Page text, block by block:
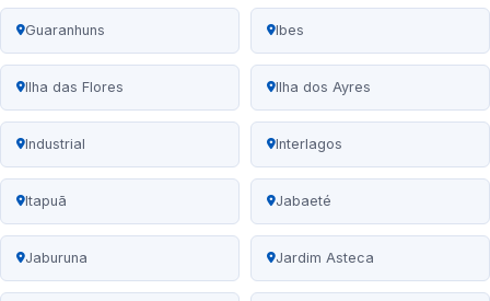
Guaranhuns Ibes
Ilha das Flores Ilha dos Ayres
Industrial Interlagos
Itapuã Jabaeté
Jaburuna Jardim Asteca